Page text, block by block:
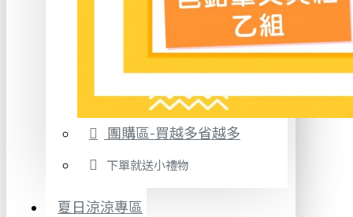
團購區-買越多省越多
下單就送小禮物
夏日涼涼專區